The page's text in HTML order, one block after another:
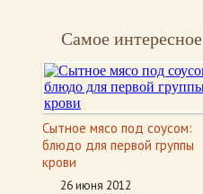
Самое интересное
Сытное мясо под соусом:
блюдо для первой группы
крови
26 июня 2012